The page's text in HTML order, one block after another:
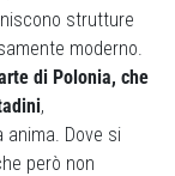
strutture
moderno.
di Polonia, che
,
Dove si
però non